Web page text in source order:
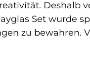
Deshalb
Set wurde
zu bewahren.